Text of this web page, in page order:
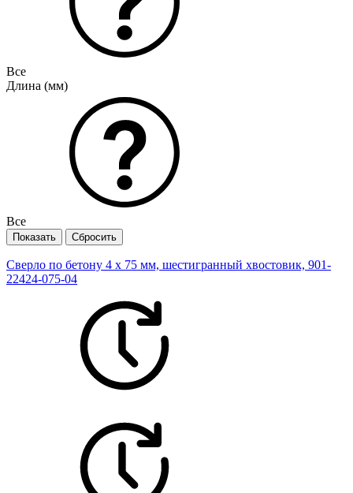
Все
Длина (мм)
Все
Сверло по бетону 4 х 75 мм, шестигранный хвостовик, 901-
22424-075-04